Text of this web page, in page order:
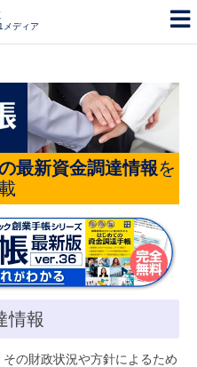
メディア
最新資金調達情報を
情報
の財政状況や方針によるため